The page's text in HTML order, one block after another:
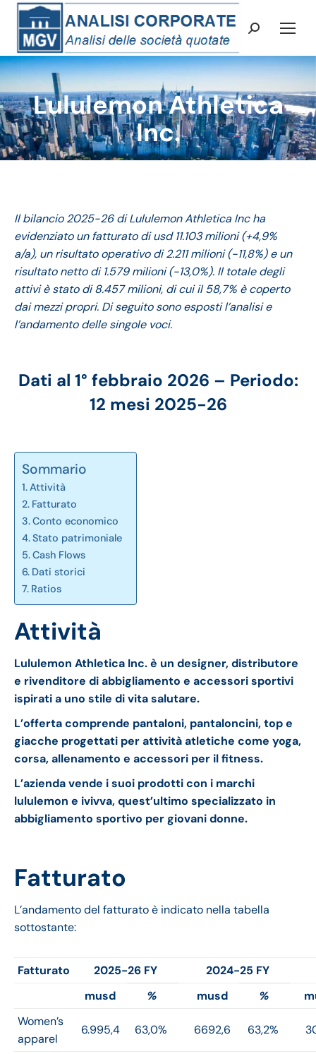
Cerca:
Lululemon Athletica
Inc.
Tu sei qui:
Il bilancio 2025-26 di Lululemon Athletica Inc ha
evidenziato un fatturato di usd 11.103 milioni (+4,9%
a/a), un risultato operativo di 2.211 milioni (-11,8%) e un
risultato netto di 1.579 milioni (-13,0%). Il totale degli
attivi è stato di 8.457 milioni, di cui il 58,7% è coperto
dai mezzi propri. Di seguito sono esposti l’analisi e
l’andamento delle singole voci.
Dati al 1° febbraio 2026 – Periodo:
12 mesi 2025-26
Sommario
Attività
Fatturato
Conto economico
Stato patrimoniale
Cash Flows
Dati storici
Ratios
Attività
Lululemon Athletica Inc. è un designer, distributore
e rivenditore di abbigliamento e accessori sportivi
ispirati a uno stile di vita salutare.
L’offerta comprende pantaloni, pantaloncini, top e
giacche progettati per attività atletiche come yoga,
corsa, allenamento e accessori per il fitness.
L’azienda vende i suoi prodotti con i marchi
lululemon e ivivva, quest’ultimo specializzato in
abbigliamento sportivo per giovani donne.
Fatturato
L’andamento del fatturato è indicato nella tabella
sottostante:
Fatturato 2025-26 FY
2024-25 FY
musd
% musd %
Women’s
apparel
6.995,4 63,0% 6692,6 63,2%